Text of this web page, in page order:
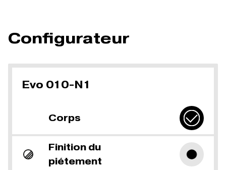
Configurateur
Evo 010-N1
Corps
Finition du
piétement